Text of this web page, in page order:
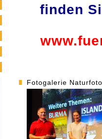
finden
Fotogalerie